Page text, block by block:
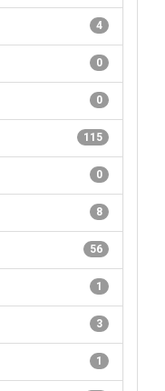
4
0
0
115
0
8
56
1
3
1